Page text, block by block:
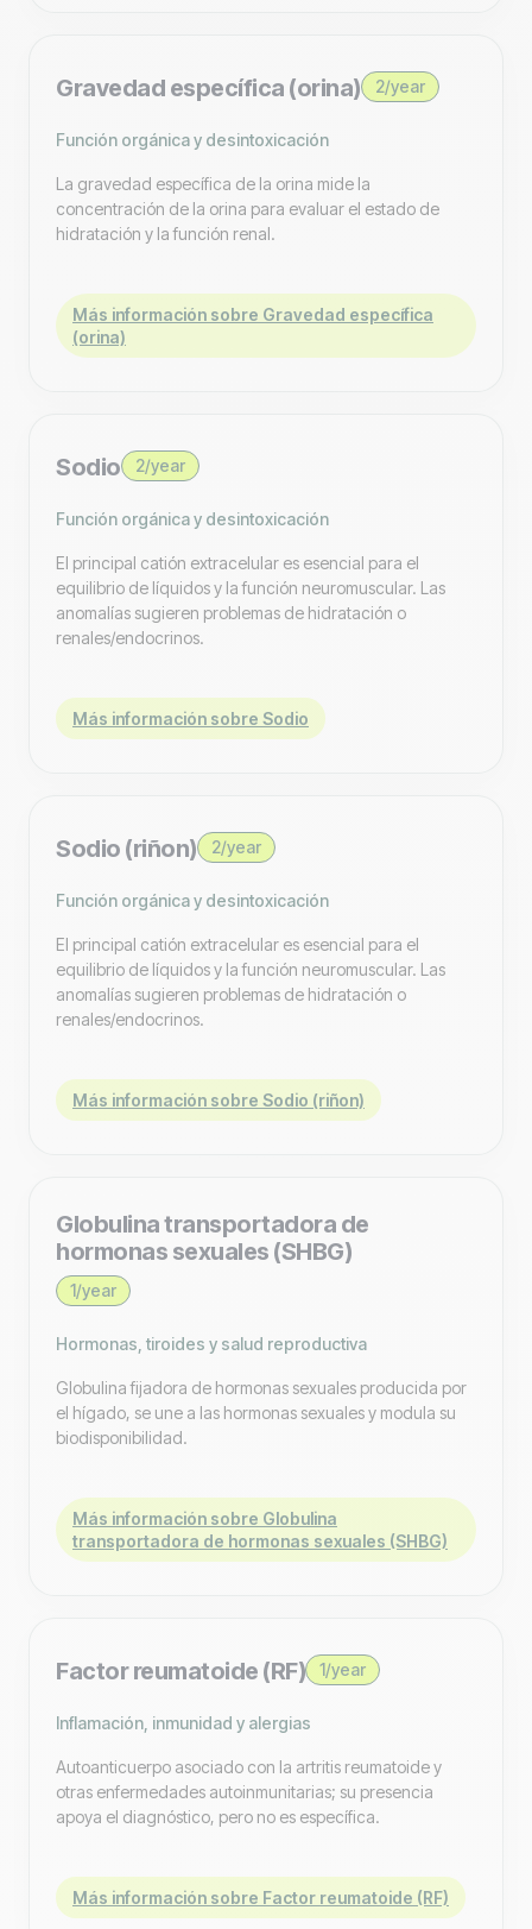
Gravedad específica (orina) 2/year
Función orgánica y desintoxicación
La gravedad específica de la orina mide la
concentración de la orina para evaluar el estado de
hidratación y la función renal.
Más información sobre Gravedad específica
(orina)
Sodio 2/year
Función orgánica y desintoxicación
El principal catión extracelular es esencial para el
equilibrio de líquidos y la función neuromuscular. Las
anomalías sugieren problemas de hidratación o
renales/endocrinos.
Más información sobre Sodio
Sodio (riñon) 2/year
Función orgánica y desintoxicación
El principal catión extracelular es esencial para el
equilibrio de líquidos y la función neuromuscular. Las
anomalías sugieren problemas de hidratación o
renales/endocrinos.
Más información sobre Sodio (riñon)
Globulina transportadora de
hormonas sexuales (SHBG)
1/year
Hormonas, tiroides y salud reproductiva
Globulina fijadora de hormonas sexuales producida por
el hígado, se une a las hormonas sexuales y modula su
biodisponibilidad.
Más información sobre Globulina
transportadora de hormonas sexuales (SHBG)
Factor reumatoide (RF) 1/year
Inflamación, inmunidad y alergias
Autoanticuerpo asociado con la artritis reumatoide y
otras enfermedades autoinmunitarias; su presencia
apoya el diagnóstico, pero no es específica.
Más información sobre Factor reumatoide (RF)